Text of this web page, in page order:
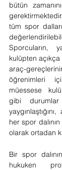
bütün
tüm spor
Sporcuların,
kulüpten
araç-
öğrenimleri
müessese
gibi durumlar
her spor
olarak ortadan
Bir spor
hukuken